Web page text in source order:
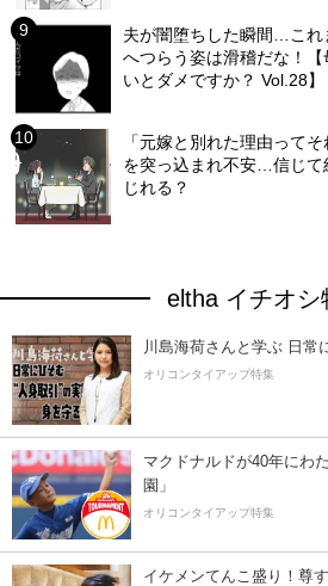
夫が闇堕ちした瞬間…これ
へつらう姿は滑稽だな！
いとダメですか？ Vol.28】
「元嫁と別れた理由って
を突っ込まれ不安…信じて
じれる？
eltha イチオシ
川島海荷さんと学ぶ 日常
オリコンタイアップ特集
マクドナルドが40年にわ
園」
オリコンタイアップ特集
イケメンてんこ盛り！尊